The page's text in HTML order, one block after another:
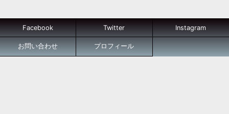
Facebook Twitter Instagram
お問い合わせ プロフィール